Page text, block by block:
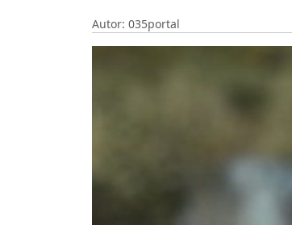
Autor: 035portal